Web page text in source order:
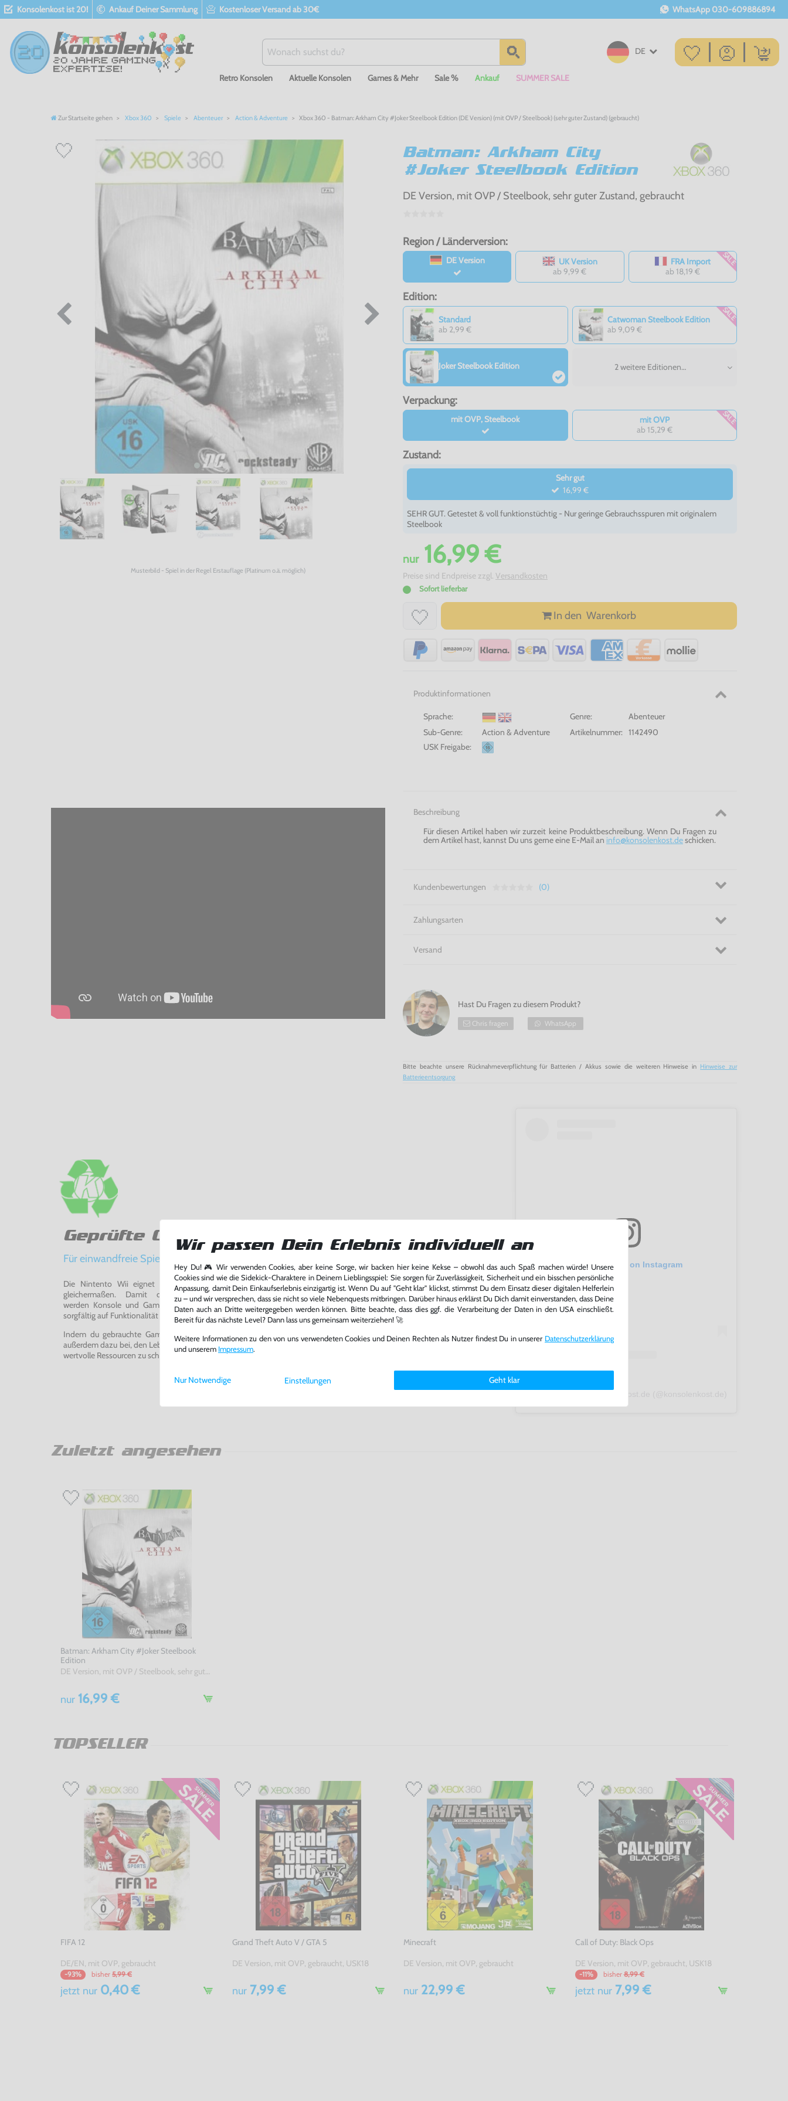
Konsolenkost ist 20! Ankauf Deiner Sammlung Kostenloser Versand ab 30€ WhatsApp 030-609886894
DE
Retro Konsolen Aktuelle Konsolen Games & Mehr Sale % Ankauf SUMMER SALE
Zur Startseite gehen Xbox 360 Spiele Abenteuer Action & Adventure Xbox 360 - Batman: Arkham City #Joker Steelbook Edition (DE Version) (mit OVP / Steelbook) (sehr guter Zustand) (gebraucht)
Musterbild - Spiel in der Regel Erstauflage (Platinum o.ä. möglich)
Batman: Arkham City
#Joker Steelbook Edition
DE Version, mit OVP / Steelbook, sehr guter Zustand, gebraucht
Region / Länderversion:
DE Version
UK Version
ab 9,99 €
FRA Import
ab 18,19 €
SALE
Edition:
Standard
ab 2,99 €
Catwoman Steelbook Edition
ab 9,09 €
SALE
Joker Steelbook Edition 2 weitere Editionen…
Verpackung:
mit OVP, Steelbook
mit OVP
ab 15,29 €
SALE
Zustand:
Sehr gut
16,99 €
SEHR GUT. Getestet & voll funktionstüchtig - Nur geringe Gebrauchsspuren mit originalem
Steelbook
nur16,99 €
Preise sind Endpreise zzgl. Versandkosten
Sofort lieferbar
In den Warenkorb
Produktinformationen
Sprache: Genre:
Abenteuer
Sub-Genre:
Action & Adventure Artikelnummer:
1142490
USK Freigabe:
Beschreibung
Für diesen Artikel haben wir zurzeit keine Produktbeschreibung. Wenn Du Fragen zu
dem Artikel hast, kannst Du uns gerne eine E-Mail an info@konsolenkost.deschicken.
Kundenbewertungen (0)
Zahlungsarten
Versand
Hast Du Fragen zu diesem Produkt?
Chris fragen WhatsApp
Bitte beachte unsere Rücknahmeverpflichtung für Batterien / Akkus sowie die weiteren Hinweise in Hinweise zur
Batterieentsorgung
Geprüfte Qualität
Für einwandfreie Spielerlebnisse
Die Nintento Wii eignet sich perfekt für Retro-Gaming-Fans und neue Entdecker
gleichermaßen. Damit du ein einwandfreies Spielerlebnis genießen kannst,
werden Konsole und Game in unserer Reparatur-Werkstatt von unseren Fachkräften
sorgfältig auf Funktionalität getestet, gereinigt und bei Bedarf repariert.
Indem du gebrauchte Games und Konsolen bei uns kaufst oder verkaufst, trägst du
außerdem dazu bei, den Lebenszyklus von Konsolen und Games zu verlängern und damit
wertvolle Ressourcen zu schonen und Abfall zu vermeiden.
View this post on Instagram
Zuletzt angesehen
Batman: Arkham City #Joker Steelbook
Edition
DE Version, mit OVP / Steelbook, sehr guter Zustand, gebraucht
nur 16,99 €
TOPSELLER
FIFA 12
DE/EN, mit OVP, gebraucht
-93% bisher 5,99 €
jetzt nur 0,40 €
Grand Theft Auto V / GTA 5
DE Version, mit OVP, gebraucht, USK18
nur7,99 €
Minecraft
DE Version, mit OVP, gebraucht
nur 22,99 €
Call of Duty: Black Ops
DE Version, mit OVP, gebraucht, USK18
-11% bisher 8,99 €
jetzt nur7,99 €
Wir passen Dein Erlebnis individuell an
Hey Du! 🎮 Wir verwenden Cookies, aber keine Sorge, wir backen hier keine Kekse – obwohl das auch Spaß machen würde! Unsere
Cookies sind wie die Sidekick-Charaktere in Deinem Lieblingsspiel: Sie sorgen für Zuverlässigkeit, Sicherheit und ein bisschen persönliche
Anpassung, damit Dein Einkaufserlebnis einzigartig ist. Wenn Du auf "Geht klar" klickst, stimmst Du dem Einsatz dieser digitalen Helferlein
zu – und wir versprechen, dass sie nicht so viele Nebenquests mitbringen. Darüber hinaus erklärst Du Dich damit einverstanden, dass Deine
Daten auch an Dritte weitergegeben werden können. Bitte beachte, dass dies ggf. die Verarbeitung der Daten in den USA einschließt.
Bereit für das nächste Level? Dann lass uns gemeinsam weiterziehen! 🚀
Weitere Informationen zu den von uns verwendeten Cookies und Deinen Rechten als Nutzer findest Du in unserer Daten­schutz­erklärung
und unserem Impressum.
Einstellungen Geht klar
Nur Notwendige